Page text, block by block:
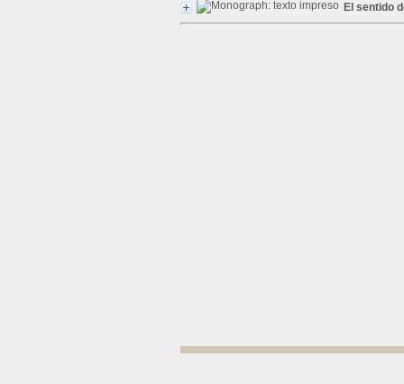
El sentido